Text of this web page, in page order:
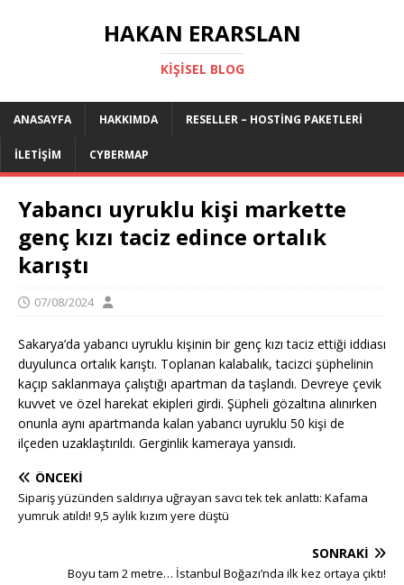
HAKAN ERARSLAN
KIŞISEL BLOG
ANASAYFA HAKKIMDA RESELLER – HOSTING PAKETLERI
İLETIŞIM CYBERMAP
Yabancı uyruklu kişi markette
genç kızı taciz edince ortalık
karıştı
07/08/2024
Sakarya’da yabancı uyruklu kişinin bir genç kızı taciz ettiği iddiası
duyulunca ortalık karıştı. Toplanan kalabalık, tacizci şüphelinin
kaçıp saklanmaya çalıştığı apartman da taşlandı. Devreye çevik
kuvvet ve özel harekat ekipleri girdi. Şüpheli gözaltına alınırken
onunla aynı apartmanda kalan yabancı uyruklu 50 kişi de
ilçeden uzaklaştırıldı. Gerginlik kameraya yansıdı.
ÖNCEKI
Sipariş yüzünden saldırıya uğrayan savcı tek tek anlattı: Kafama
yumruk atıldı! 9,5 aylık kızım yere düştü
SONRAKI
Boyu tam 2 metre… İstanbul Boğazı’nda ilk kez ortaya çıktı!